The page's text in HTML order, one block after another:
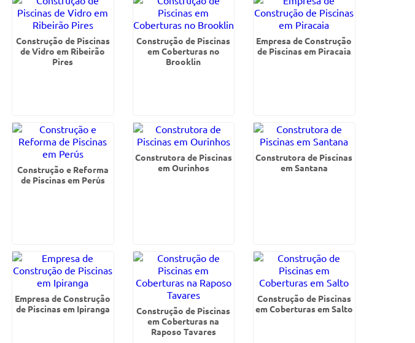
Construção de Piscinas
de Vidro em Ribeirão
Pires
Construção de Piscinas
em Coberturas no
Brooklin
Empresa de Construção
de Piscinas em Piracaia
Construção e Reforma
de Piscinas em Perús
Construtora de Piscinas
em Ourinhos
Construtora de Piscinas
em Santana
Empresa de Construção
de Piscinas em Ipiranga
Construção de Piscinas
em Coberturas na
Raposo Tavares
Construção de Piscinas
em Coberturas em Salto